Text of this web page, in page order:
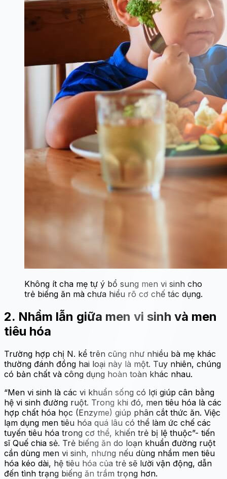
Không ít cha mẹ tự ý bổ sung men vi sinh cho
trẻ biếng ăn mà chưa hiểu rõ cơ chế tác dụng.
2. Nhầm lẫn giữa men vi sinh và men
tiêu hóa
Trường hợp chị N. kể trên cũng như nhiều bà mẹ khác
thường đánh đồng hai loại này là một. Tuy nhiên, chúng
có bản chất và công dụng hoàn toàn khác nhau.
“Men vi sinh là các vi khuẩn sống có lợi giúp cân bằng
hệ vi sinh đường ruột. Trong khi đó, men tiêu hóa là các
hợp chất hóa học (Enzyme) giúp phân cắt thức ăn. Việc
lạm dụng men tiêu hóa quá lâu có thể làm ức chế các
tuyến tiêu hóa trong cơ thể, khiến trẻ bị lệ thuộc”- tiến
sĩ Quế chia sẻ. Trẻ biếng ăn do loạn khuẩn đường ruột
cần dùng men vi sinh, nhưng nếu dùng nhầm men tiêu
hóa kéo dài, hệ tiêu hóa của trẻ sẽ lười vận động, dẫn
đến tình trạng biếng ăn trầm trọng hơn.